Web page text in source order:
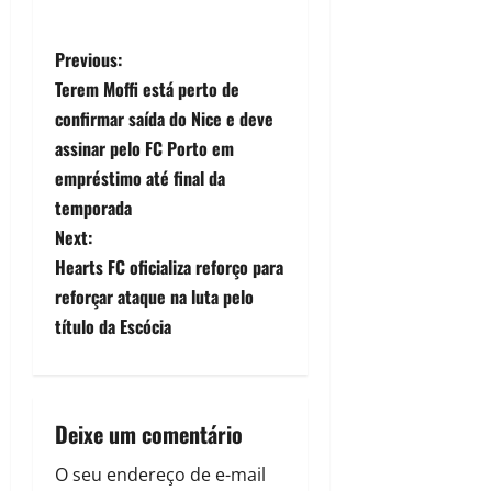
Previous:
Terem Moffi está perto de
confirmar saída do Nice e deve
assinar pelo FC Porto em
empréstimo até final da
temporada
Next:
Hearts FC oficializa reforço para
reforçar ataque na luta pelo
título da Escócia
Deixe um comentário
O seu endereço de e-mail